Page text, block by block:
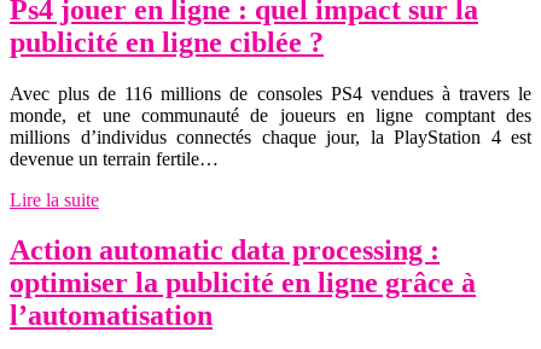
Ps4 jouer en ligne : quel impact sur la
publicité en ligne ciblée ?
Avec plus de 116 millions de consoles PS4 vendues à travers le
monde, et une communauté de joueurs en ligne comptant des
millions d’individus connectés chaque jour, la PlayStation 4 est
devenue un terrain fertile…
Lire la suite
Action automatic data processing :
optimiser la publicité en ligne grâce à
l’automatisation